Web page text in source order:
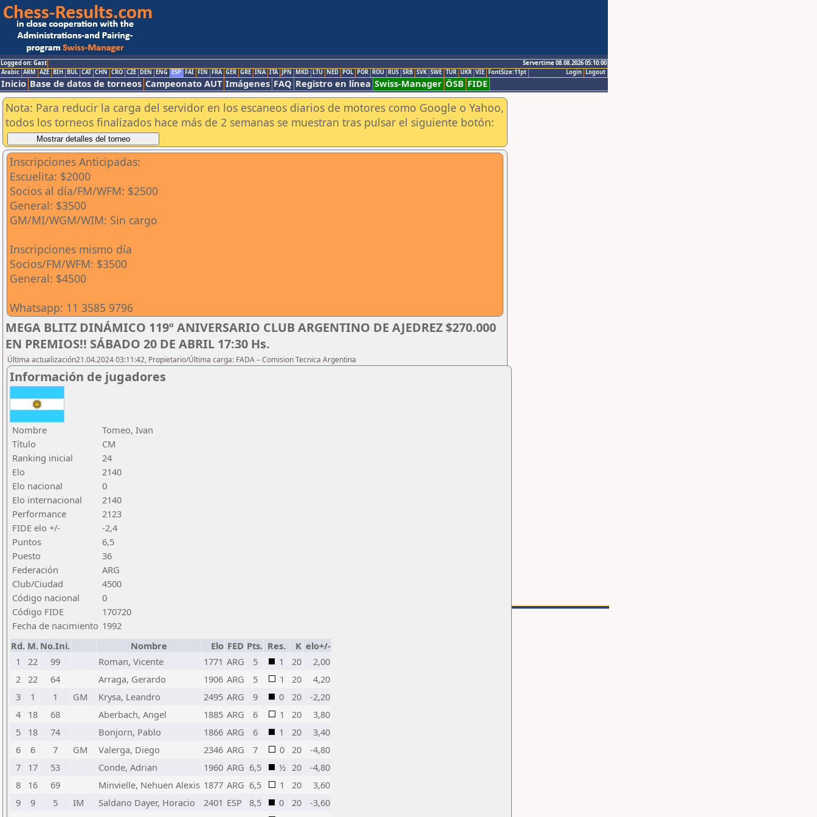
Logged on: Gast
Servertime 08.08.2026 05:10:00
Logout
Login
Arabic ARM AZE BIH BUL CAT CHN CRO CZE DEN ENG ESP FAI FIN FRA GER GRE INA ITA JPN MKD LTU NED POL POR ROU RUS SRB SVK SWE TUR UKR VIE FontSize:11pt
Inicio Base de datos de torneos Campeonato AUT Imágenes FAQ Registro en línea Swiss-Manager ÖSB FIDE
Nota: Para reducir la carga del servidor en los escaneos diarios de motores como Google o Yahoo,
todos los torneos finalizados hace más de 2 semanas se muestran tras pulsar el siguiente botón:
Inscripciones Anticipadas:
Escuelita: $2000
Socios al día/FM/WFM: $2500
General: $3500
GM/MI/WGM/WIM: Sin cargo
Inscripciones mismo día
Socios/FM/WFM: $3500
General: $4500
Whatsapp: 11 3585 9796
MEGA BLITZ DINÁMICO 119º ANIVERSARIO CLUB ARGENTINO DE AJEDREZ $270.000
EN PREMIOS!! SÁBADO 20 DE ABRIL 17:30 Hs.
Última actualización21.04.2024 03:11:42, Propietario/Última carga: FADA – Comision Tecnica Argentina
Información de jugadores
Nombre
Tomeo, Ivan
Título
CM
Ranking inicial
24
Elo
2140
Elo nacional
0
Elo internacional
2140
Performance
2123
FIDE elo +/-
-2,4
Puntos
6,5
Puesto
36
Federación
ARG
Club/Ciudad
4500
Código nacional
0
Código FIDE
170720
Fecha de nacimiento 1992
Rd. M. No.Ini. Nombre Elo FED Pts. Res. K elo+/-
1
22 99 Roman, Vicente 1771 ARG 5 1 20
2,00
2 22 64 Arraga, Gerardo 1906 ARG 5 1 20
4,20
3
1 1 GM Krysa, Leandro 2495 ARG 9 0 20
-2,20
4
18 68 Aberbach, Angel 1885 ARG 6 1 20
3,80
5
18 74 Bonjorn, Pablo 1866 ARG 6 1 20
3,40
6
6 7 GM Valerga, Diego 2346 ARG 7 0 20
-4,80
7
17 53 Conde, Adrian 1960 ARG 6,5 ½ 20
-4,80
8
16 69 Minvielle, Nehuen Alexis 1877 ARG 6,5 1 20
3,60
9
9 5 IM Saldano Dayer, Horacio 2401 ESP 8,5 0 20
-3,60